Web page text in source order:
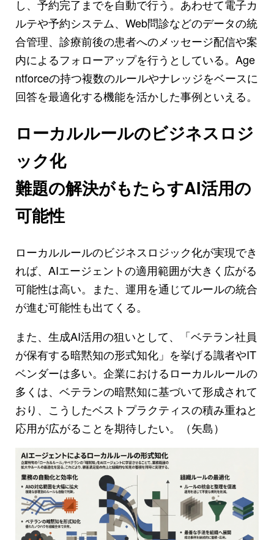
し、予約完了までを自動で行う。あわせて電子カ
ルテや予約システム、Web問診などのデータの統
合管理、診療前後の患者へのメッセージ配信や案
内によるフォローアップを行うとしている。Age
ntforceの持つ複数のルールやナレッジをベースに
回答を最適化する機能を活かした事例といえる。
ローカルルールのビジネスロジ
ック化
難題の解決がもたらすAI活用の
可能性
ローカルルールのビジネスロジック化が実現でき
れば、AIエージェントの適用範囲が大きく広がる
可能性は高い。また、運用を通じてルールの統合
が進む可能性も出てくる。
また、生成AI活用の狙いとして、「ベテラン社員
が保有する暗黙知の形式知化」を挙げる識者やIT
ベンダーは多い。企業におけるローカルルールの
多くは、ベテランの暗黙知に基づいて形成されて
おり、こうしたベストプラクティスの積み重ねと
応用が広がることを期待したい。（矢島）